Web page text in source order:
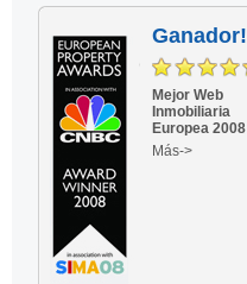
Ganador!
Mejor Web
Inmobiliaria
Europea 2008
Más->